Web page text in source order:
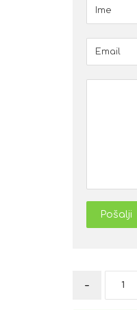
Pošalji
-